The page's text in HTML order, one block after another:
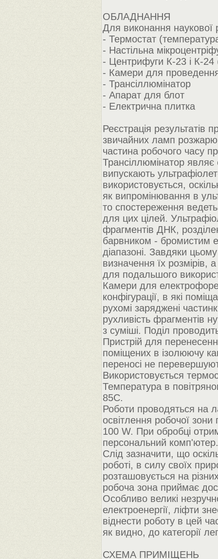
ОБЛАДНАННЯ
Для виконання
- Термостат
- Настільна
- Центрифуги К-23 і К-
- Камери для
- Трансіллюмінатор
- Апарат для блот
- Електрична плитка
Реєстрація результатів
звичайних ламп
частина робочого часу
Трансіллюмінатор
випускають
використовується,
як випромінювання в
то спостереження
для цих цілей.
фрагментів ДНК,
барвником - бромистим
діапазоні. Завдяки
визначення їх розмірів,
для подальшого
Камери для
конфігурації, в які
рухомі заряджені
рухливість фрагментів
з суміші. Поділ
Пристрій для
поміщених в ізолюючу
переносі не
Використовується
Температура в
85С.
Роботи проводяться на
освітлення робочої
100 W. При обробці
персональний комп'ютер.
Слід зазначити, що
роботі, в силу своїх
розташовується на
робоча зона приймає
Особливо великі
електроенергії, ліфти
віднести роботу в цей
як видно, до категорії
СХЕМА ПРИМІЩЕНЬ